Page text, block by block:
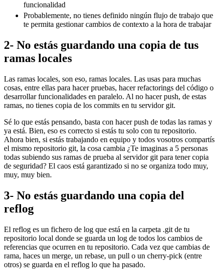
funcionalidad
Probablemente, no tienes definido ningún flujo de trabajo que
te permita gestionar cambios de contexto a la hora de trabajar
2- No estás guardando una copia de tus
ramas locales
Las ramas locales, son eso, ramas locales. Las usas para muchas
cosas, entre ellas para hacer pruebas, hacer refactorings del código o
desarrollar funcionalidades en paralelo. Al no hacer push, de estas
ramas, no tienes copia de los commits en tu servidor git.
Sé lo que estás pensando, basta con hacer push de todas las ramas y
ya está. Bien, eso es correcto si estás tu solo con tu repositorio.
Ahora bien, si estás trabajando en equipo y todos vosotros compartís
el mismo repositorio git, la cosa cambia ¿Te imaginas a 5 personas
todas subiendo sus ramas de prueba al servidor git para tener copia
de seguridad? El caos está garantizado si no se organiza todo muy,
muy, muy bien.
3- No estás guardando una copia del
reflog
El reflog es un fichero de log que está en la carpeta .git de tu
repositorio local donde se guarda un log de todos los cambios de
referencias que ocurren en tu repositorio. Cada vez que cambias de
rama, haces un merge, un rebase, un pull o un cherry-pick (entre
otros) se guarda en el reflog lo que ha pasado.